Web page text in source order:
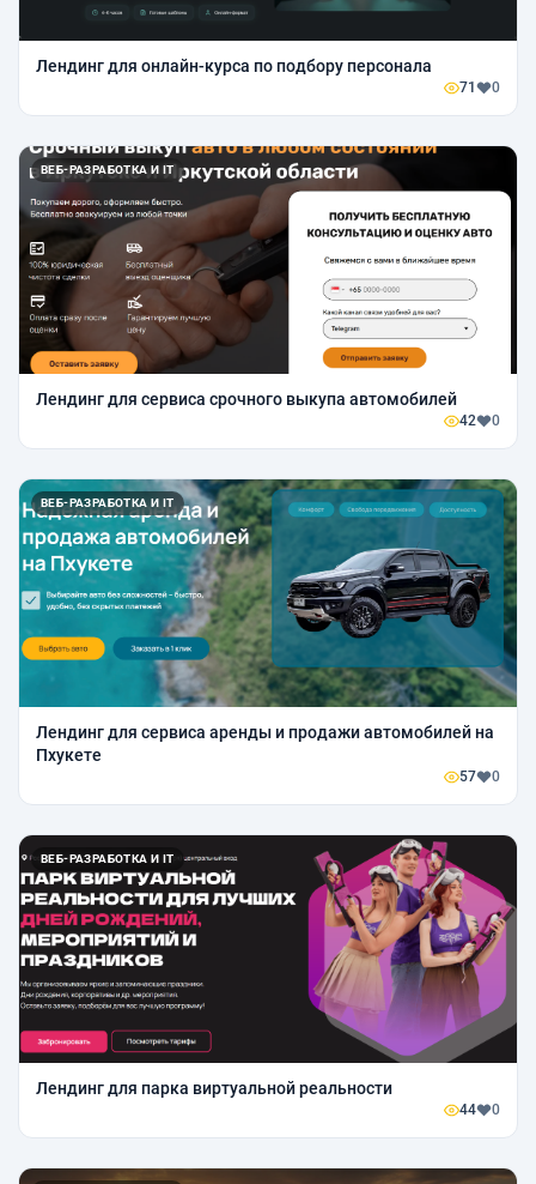
Лендинг для онлайн-курса по подбору персонала
71 0
ВЕБ-РАЗРАБОТКА И IT
Лендинг для сервиса срочного выкупа автомобилей
42 0
ВЕБ-РАЗРАБОТКА И IT
Лендинг для сервиса аренды и продажи автомобилей на
Пхукете
57 0
ВЕБ-РАЗРАБОТКА И IT
Лендинг для парка виртуальной реальности
44 0